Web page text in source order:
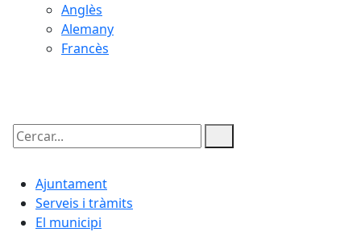
Anglès
Alemany
Francès
Cercar:
Ajuntament
Serveis i tràmits
El municipi